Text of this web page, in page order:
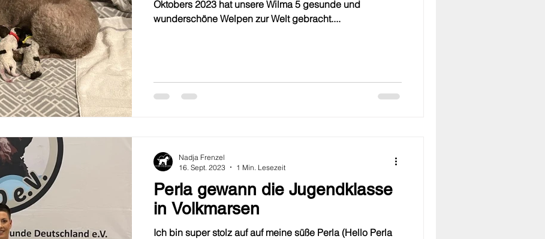
Oktobers 2023 hat unsere Wilma 5 gesunde und
wunderschöne Welpen zur Welt gebracht....
Perla gewann die Jugendklasse
in Volkmarsen
Ich bin super stolz auf auf meine süße Perla (Hello Perla
Nadja Frenzel
16. Sept. 2023
1 Min. Lesezeit